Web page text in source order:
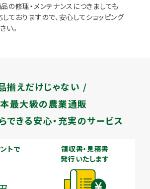
の修理・メンテナンスにつきましても
ておりますので、安心してショッピング
い。
揃えだけじゃない /
最大級の農業通販
できる安心・充実のサービス
トで
領収書・見積書
発行いたします